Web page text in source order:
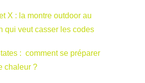
X : la montre outdoor au
qui veut casser les codes
: comment se préparer
chaleur ?